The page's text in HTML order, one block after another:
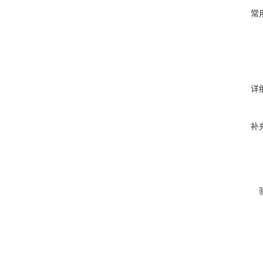
常
详
补